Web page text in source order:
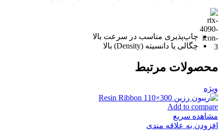
چاپ‌پذیری مناسب در سرعت بالا
چگالی یا دانسیته (Density) بالا
محصولات مرتبط
ویژه
Add to compare
مشاهده سریع
افزودن به علاقه مندی